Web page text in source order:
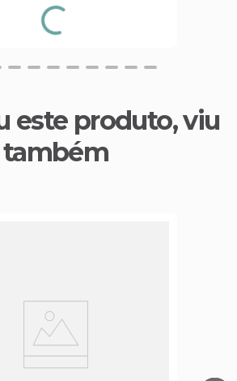
este produto, viu
também